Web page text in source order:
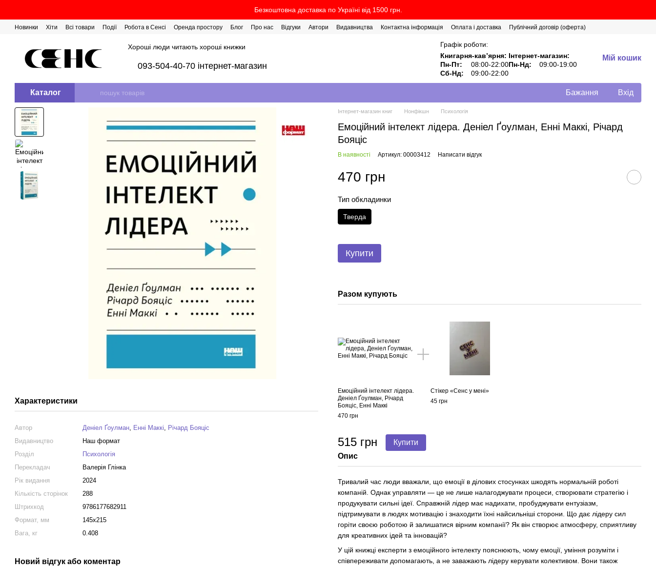
Безкоштовна доставка по Україні від 1500 грн.
Новинки Хіти Всі товари Події Робота в Сенсі Оренда простору Блог Про нас Відгуки Автори Видавництва Контактна інформація Оплата і доставка
Публічний договір (оферта)
Хороші люди читають хороші книжки
093-504-40-70 інтернет-магазин
Графік роботи:
Книгарня-кавʼярня: Інтернет-магазин:
Пн-Пт:
08:00-22:00Пн-Нд:
09:00-19:00
Сб-Нд:
09:00-22:00
Мій кошик
Каталог Бажання Вхід
Характеристики
Автор Деніел Ґоулман, Енні Маккі, Річард Бояціс
Видавництво
Наш формат
Розділ
Психологія
Перекладач
Валерія Глінка
Рік видання
2024
Кількість сторінок
288
Штрихкод
9786177682911
Формат, мм
145x215
Вага, кг
0.408
Новий відгук або коментар
Інтернет-магазин книг Нонфікшн Психологія
Емоційний інтелект лідера. Деніел Ґоулман, Енні Маккі, Річард
Бояціс
В наявності Артикул: 00003412 Написати відгук
470 грн
Тип обкладинки
Тверда
Купити
Разом купують
Емоційний інтелект лідера.
Деніел Ґоулман, Річард
Бояціс, Енні Маккі
470 грн
Стікер «Сенс у мені»
45 грн
515 грн
Купити
Опис
Тривалий час люди вважали, що емоції в ділових стосунках шкодять нормальній роботі
компаній. Однак управляти — це не лише налагоджувати процеси, створювати стратегію і
продукувати сильні ідеї. Справжній лідер має надихати, пробуджувати ентузіазм,
підтримувати в людях мотивацію і знаходити їхні найсильніші сторони. Що дає лідеру сил
горіти своєю роботою й залишатися вірним компанії? Як він створює атмосферу, сприятливу
для креативних ідей та інновацій?
У цій книжці експерти з емоційного інтелекту пояснюють, чому емоції, уміння розуміти і
співпереживати допомагають, а не заважають лідеру керувати колективом. Вони також